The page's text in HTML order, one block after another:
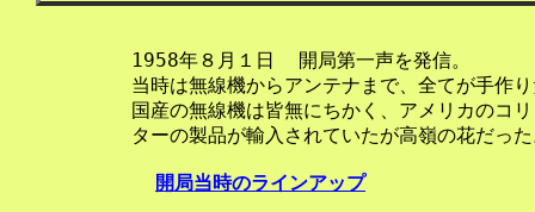
    1958年８月１日  開局第一声を発信。
当時は無線機からアンテナまで、全てが手作
国産の無線機は皆無にちかく、アメリカのコ
ターの製品が輸入されていたが高嶺の花だっ
開局当時のラインアップ